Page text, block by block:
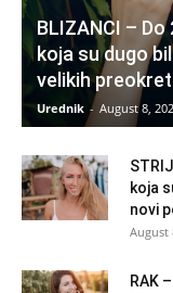
BLIZANCI –
koja su dugo
velikih
Urednik - August 8,
koja
novi
August
RAK